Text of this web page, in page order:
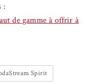
:
de gamme à offrir à
Spirit